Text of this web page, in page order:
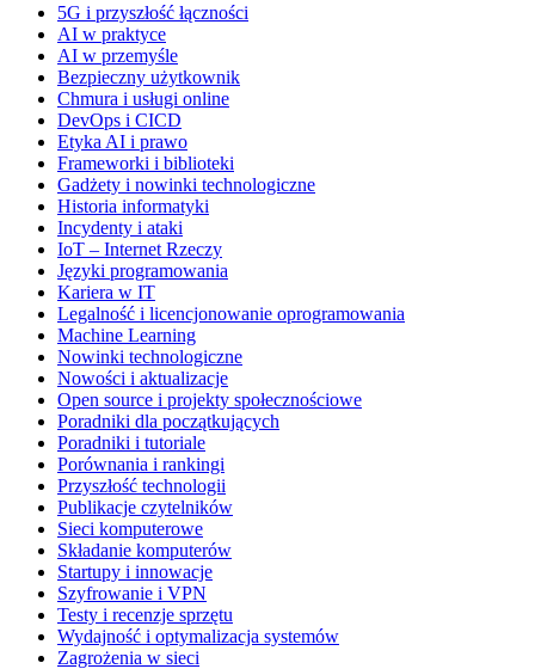
5G i przyszłość łączności
AI w praktyce
AI w przemyśle
Bezpieczny użytkownik
Chmura i usługi online
DevOps i CICD
Etyka AI i prawo
Frameworki i biblioteki
Gadżety i nowinki technologiczne
Historia informatyki
Incydenty i ataki
IoT – Internet Rzeczy
Języki programowania
Kariera w IT
Legalność i licencjonowanie oprogramowania
Machine Learning
Nowinki technologiczne
Nowości i aktualizacje
Open source i projekty społecznościowe
Poradniki dla początkujących
Poradniki i tutoriale
Porównania i rankingi
Przyszłość technologii
Publikacje czytelników
Sieci komputerowe
Składanie komputerów
Startupy i innowacje
Szyfrowanie i VPN
Testy i recenzje sprzętu
Wydajność i optymalizacja systemów
Zagrożenia w sieci